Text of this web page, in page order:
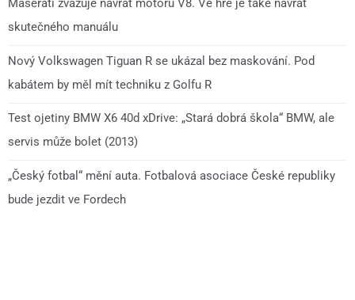
Maserati zvažuje návrat motoru V8. Ve hře je také návrat
skutečného manuálu
Nový Volkswagen Tiguan R se ukázal bez maskování. Pod
kabátem by měl mít techniku z Golfu R
Test ojetiny BMW X6 40d xDrive: „Stará dobrá škola“ BMW, ale
servis může bolet (2013)
„Český fotbal“ mění auta. Fotbalová asociace České republiky
bude jezdit ve Fordech